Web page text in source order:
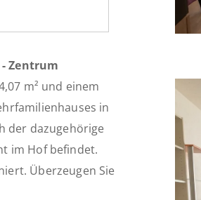
Zentrum
m² und einem
in
der dazugehörige
im Hof befindet.
Überzeugen Sie